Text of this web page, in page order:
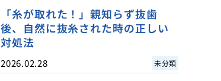
「糸が取れた！」親知らず抜歯
後、自然に抜糸された時の正しい
対処法
2026.02.28 未分類